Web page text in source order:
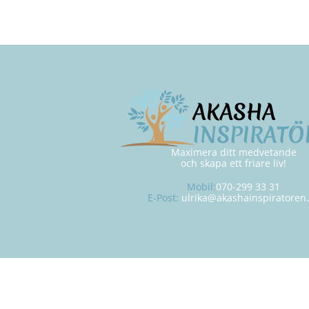
Maximera ditt medvetande
och skapa ett friare liv!
Mobil:070-299 33 31
E-Post: